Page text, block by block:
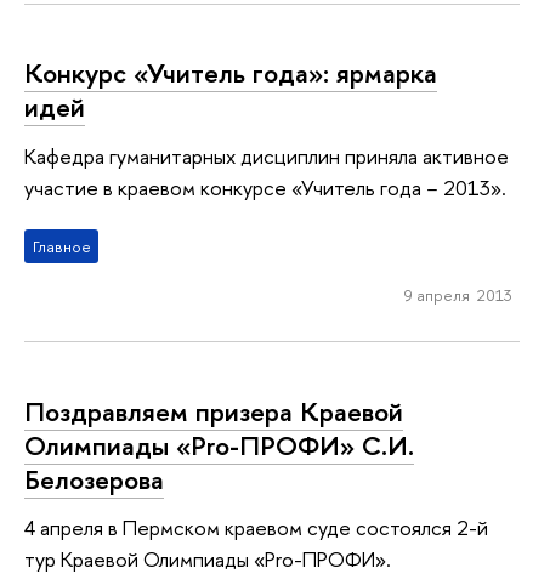
Конкурс «Учитель года»: ярмарка
идей
Кафедра гуманитарных дисциплин приняла активное
участие в краевом конкурсе «Учитель года − 2013».
Главное
9 апреля 2013
Поздравляем призера Краевой
Олимпиады «Pro-ПРОФИ» C.И.
Белозерова
4 апреля в Пермском краевом суде состоялся 2-й
тур Краевой Олимпиады «Pro-ПРОФИ».